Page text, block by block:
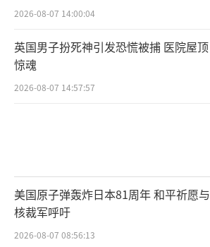
2026-08-07 14:00:04
英国男子扮死神引发恐慌被捕 医院屋顶
惊魂
2026-08-07 14:57:57
美国原子弹轰炸日本81周年 和平祈愿与
核裁军呼吁
2026-08-07 08:56:13